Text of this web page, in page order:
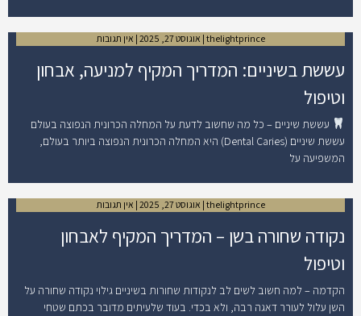
עששת בשיניים: המדריך המקיף למניעה, אבחון
וטיפול
thelightprince אוגוסט 27, 2025 אין תגובות
עששת שיניים – כל מה שחשוב לדעת על המחלה הכרונית הנפוצה בעולם
עששת שיניים (Dental Caries) היא המחלה הכרונית הנפוצה ביותר בעולם,
המשפיעה על
נקודה שחורה בשן – המדריך המקיף לאבחון
וטיפול
thelightprince אוגוסט 27, 2025 אין תגובות
הקדמה – למה חשוב לשים לב לנקודות שחורות בשיניים גילוי נקודה שחורה על
השן עלול לעורר דאגה רבה, ולא בכדי. בעוד שלעיתים מדובר בכתם שטחי